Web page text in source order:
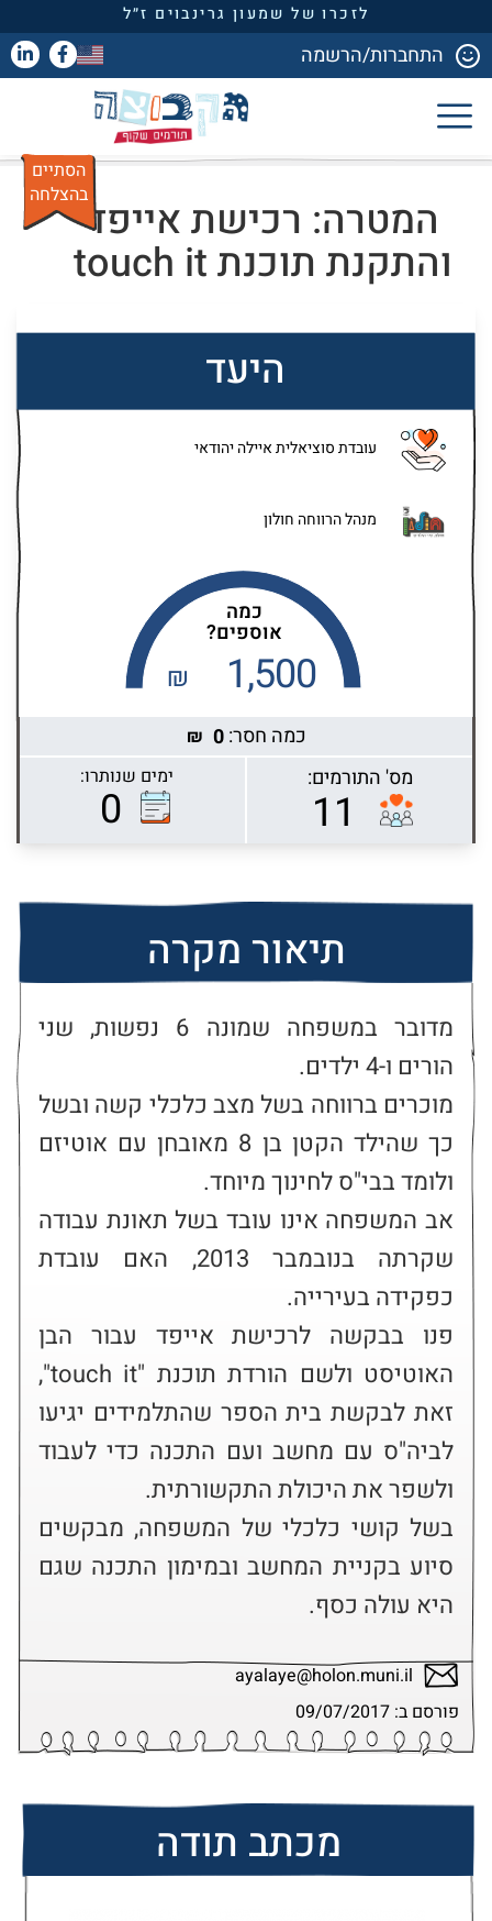
לזכרו של שמעון גרינבוים ז״ל
התחברות/הרשמה
המטרה: רכישת אייפד
והתקנת תוכנת touch it
הסתיים
בהצלחה
היעד
עובדת סוציאלית איילה יהודאי
מנהל הרווחה חולון
Highcharts.com
כמה
אוספים?
1,500
כמה חסר:0
₪
מס' התורמים:
11
ימים שנותרו:
0
תיאור מקרה
מדובר במשפחה שמונה 6 נפשות, שני
מוכרים ברווחה בשל מצב כלכלי קשה ובשל
כך שהילד הקטן בן 8 מאובחן עם אוטיזם
אב המשפחה אינו עובד בשל תאונת עבודה
שקרתה בנובמבר 2013, האם עובדת
פנו בבקשה לרכישת אייפד עבור הבן
האוטיסט ולשם הורדת תוכנת "touch it",
זאת לבקשת בית הספר שהתלמידים יגיעו
לביה"ס עם מחשב ועם התכנה כדי לעבוד
בשל קושי כלכלי של המשפחה, מבקשים
סיוע בקניית המחשב ובמימון התכנה שגם
היא עולה כסף.
ayalaye@holon.muni.il
פורסם ב: 09/07/2017
מכתב תודה